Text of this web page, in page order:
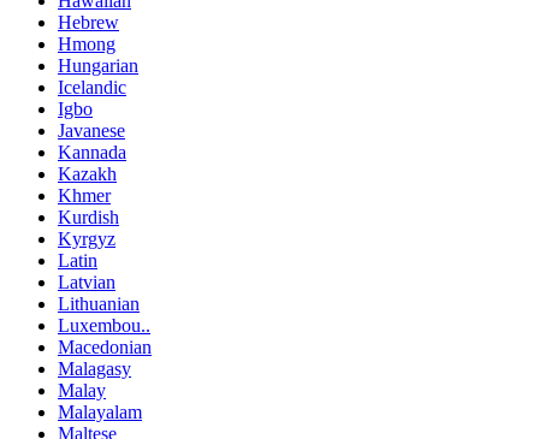
Hebrew
Hmong
Hungarian
Icelandic
Igbo
Javanese
Kannada
Kazakh
Khmer
Kurdish
Kyrgyz
Latin
Latvian
Lithuanian
Luxembou..
Macedonian
Malagasy
Malay
Malayalam
Maltese